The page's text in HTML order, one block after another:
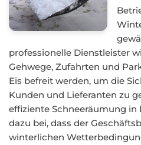
professionelle Dienstleister
Gehwege, Zufahrten und
Eis befreit werden, um die
Kunden und Lieferanten zu
effiziente Schneeräumung
dazu bei, dass der
winterlichen